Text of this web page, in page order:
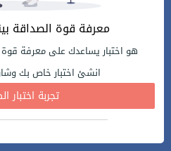
معرفة قوة الصداقة
هو اختبار يساعدك على معرفة
انشئ اختبار خاص بك
تجربة اختبار